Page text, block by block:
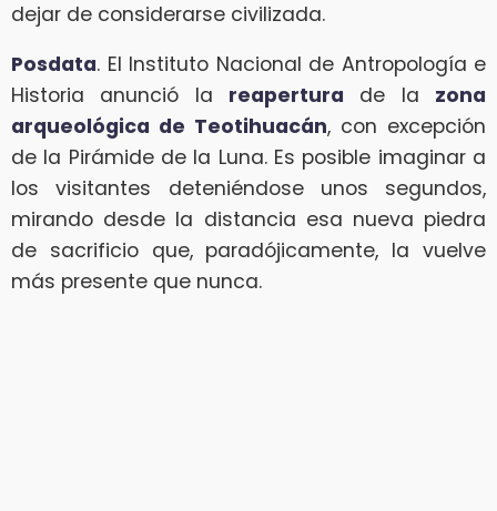
dejar de considerarse civilizada.
Posdata. El Instituto Nacional de Antropología e
Historia anunció la reapertura de la zona
arqueológica de Teotihuacán, con excepción
de la Pirámide de la Luna. Es posible imaginar a
los visitantes deteniéndose unos segundos,
mirando desde la distancia esa nueva piedra
de sacrificio que, paradójicamente, la vuelve
más presente que nunca.